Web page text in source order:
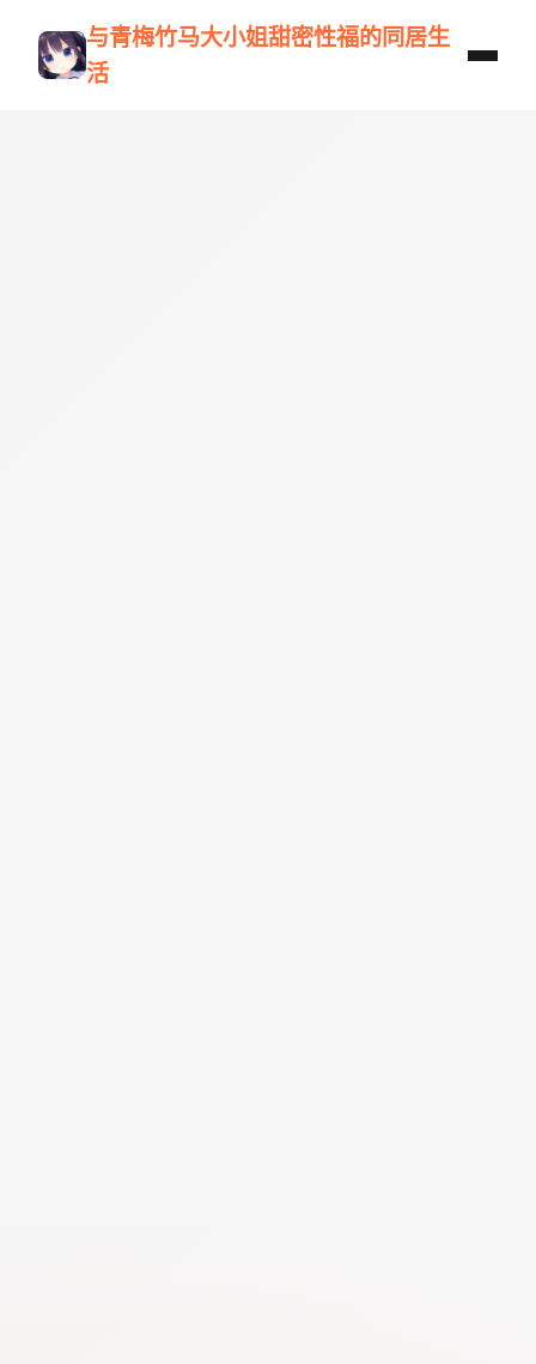
与青梅竹马大小姐甜密性福的同居生
活